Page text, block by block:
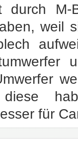
durch
weil
für